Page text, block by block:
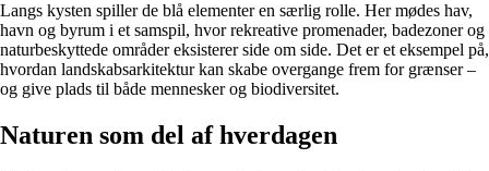
Langs kysten spiller de blå elementer en særlig rolle. Her mødes hav,
havn og byrum i et samspil, hvor rekreative promenader, badezoner og
naturbeskyttede områder eksisterer side om side. Det er et eksempel på,
hvordan landskabsarkitektur kan skabe overgange frem for grænser –
og give plads til både mennesker og biodiversitet.
Naturen som del af hverdagen